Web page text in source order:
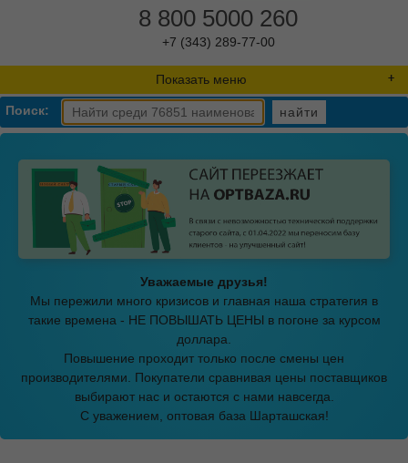
8 800 5000 260
+7 (343) 289-77-00
Показать меню
Поиск: найти
Уважаемые друзья!
Мы пережили много кризисов и главная наша стратегия в
такие времена - НЕ ПОВЫШАТЬ ЦЕНЫ в погоне за курсом
доллара.
Повышение проходит только после смены цен
производителями. Покупатели сравнивая цены поставщиков
выбирают нас и остаются с нами навсегда.
С уважением, оптовая база Шарташская!